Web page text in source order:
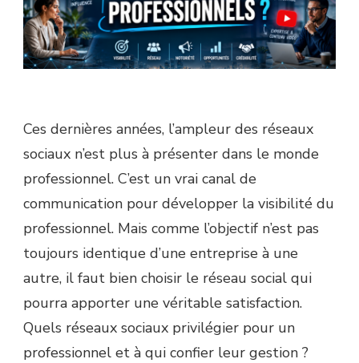
Ces dernières années, l’ampleur des réseaux
sociaux n’est plus à présenter dans le monde
professionnel. C’est un vrai canal de
communication pour développer la visibilité du
professionnel. Mais comme l’objectif n’est pas
toujours identique d’une entreprise à une
autre, il faut bien choisir le réseau social qui
pourra apporter une véritable satisfaction.
Quels réseaux sociaux privilégier pour un
professionnel et à qui confier leur gestion ?